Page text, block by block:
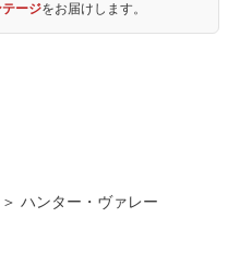
ージをお届けします。
＞ ハンター・ヴァレー